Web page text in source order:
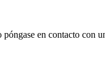
en contacto con